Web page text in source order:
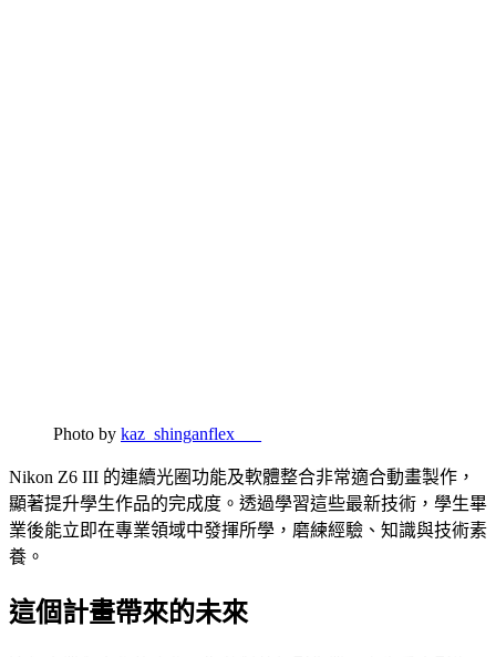
Photo by kaz_shinganflex___
Nikon Z6 III 的連續光圈功能及軟體整合非常適合動畫製作，
顯著提升學生作品的完成度。透過學習這些最新技術，學生畢
業後能立即在專業領域中發揮所學，磨練經驗、知識與技術素
養。
這個計畫帶來的未來